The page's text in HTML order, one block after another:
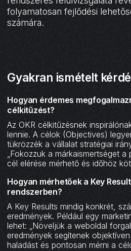
folyamatosan fejlődési
számára.
Gyakran ismételt
Hogyan érdemes
célkitűzést?‍
Az OKR célkitűzésnek
lennie. A célok (Objectives)
tükrözzék a vállalat stratégiai
„Fokozzuk a márkaismertséget
cél elérése mérhető és időhöz
Hogyan mérhetőek a Key
rendszerben?
A Key Results mindig konkrét,
eredmények. Például egy
lehet: „Növeljük a weboldal
eredmények segítenek
haladást és pontosan mérni a